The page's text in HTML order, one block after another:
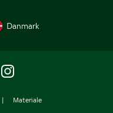
Danmark
| Materiale